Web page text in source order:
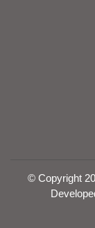
© Copyright